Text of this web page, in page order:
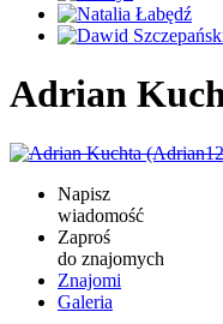
Adrian
Napisz
wiadomość
Zaproś
do znajomych
Znajomi
Galeria